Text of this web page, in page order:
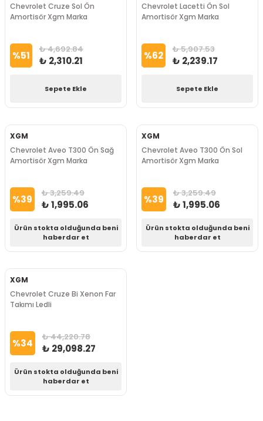
Chevrolet Cruze Sol Ön
Amortisör Xgm Marka
%51 ₺ 4,692.84
₺ 2,310.21
Sepete Ekle
Chevrolet Lacetti Ön Sol
Amortisör Xgm Marka
%62 ₺ 5,907.53
₺ 2,239.17
Sepete Ekle
XGM
Chevrolet Aveo T300 Ön Sağ
Amortisör Xgm Marka
%39 ₺ 3,259.49
₺ 1,995.06
Ürün stokta olduğunda beni
haberdar et
XGM
Chevrolet Aveo T300 Ön Sol
Amortisör Xgm Marka
%39 ₺ 3,259.49
₺ 1,995.06
Ürün stokta olduğunda beni
haberdar et
XGM
Chevrolet Cruze Bi Xenon Far
Takımı Ledli
%34 ₺ 44,220.78
₺ 29,098.27
Ürün stokta olduğunda beni
haberdar et